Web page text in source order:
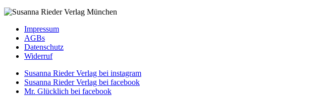
Impressum
AGBs
Datenschutz
Widerruf
Susanna Rieder Verlag bei instagram
Susanna Rieder Verlag bei facebook
Mr. Glücklich bei facebook